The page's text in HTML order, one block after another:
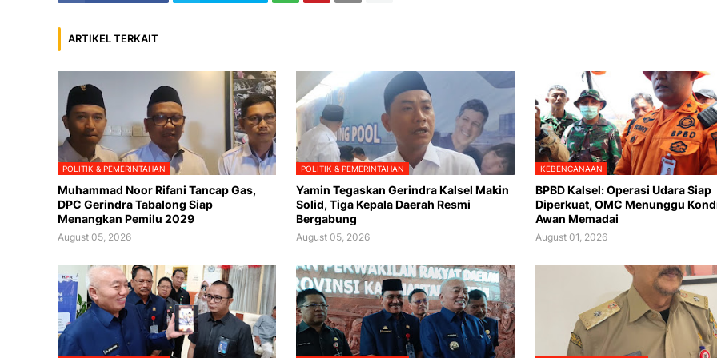
ARTIKEL TERKAIT
POLITIK & PEMERINTAHAN
Muhammad Noor Rifani Tancap Gas,
DPC Gerindra Tabalong Siap
Menangkan Pemilu 2029
August 05, 2026
POLITIK & PEMERINTAHAN
Yamin Tegaskan Gerindra Kalsel Makin
Solid, Tiga Kepala Daerah Resmi
Bergabung
August 05, 2026
KEBENCANAAN
BPBD Kalsel: Operasi Udara Siap
Diperkuat, OMC Menunggu
Awan Memadai
August 01, 2026